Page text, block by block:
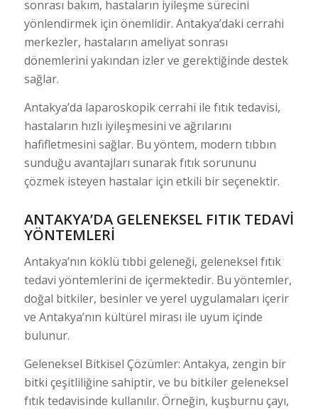
sonrası bakım, hastaların iyileşme sürecini
yönlendirmek için önemlidir. Antakya’daki cerrahi
merkezler, hastaların ameliyat sonrası
dönemlerini yakından izler ve gerektiğinde destek
sağlar.
Antakya’da laparoskopik cerrahi ile fıtık tedavisi,
hastaların hızlı iyileşmesini ve ağrılarını
hafifletmesini sağlar. Bu yöntem, modern tıbbın
sunduğu avantajları sunarak fıtık sorununu
çözmek isteyen hastalar için etkili bir seçenektir.
ANTAKYA’DA GELENEKSEL FITIK TEDAVI
YÖNTEMLERI
Antakya’nın köklü tıbbi geleneği, geleneksel fıtık
tedavi yöntemlerini de içermektedir. Bu yöntemler,
doğal bitkiler, besinler ve yerel uygulamaları içerir
ve Antakya’nın kültürel mirası ile uyum içinde
bulunur.
Geleneksel Bitkisel Çözümler: Antakya, zengin bir
bitki çeşitliliğine sahiptir, ve bu bitkiler geleneksel
fıtık tedavisinde kullanılır. Örneğin, kuşburnu çayı,